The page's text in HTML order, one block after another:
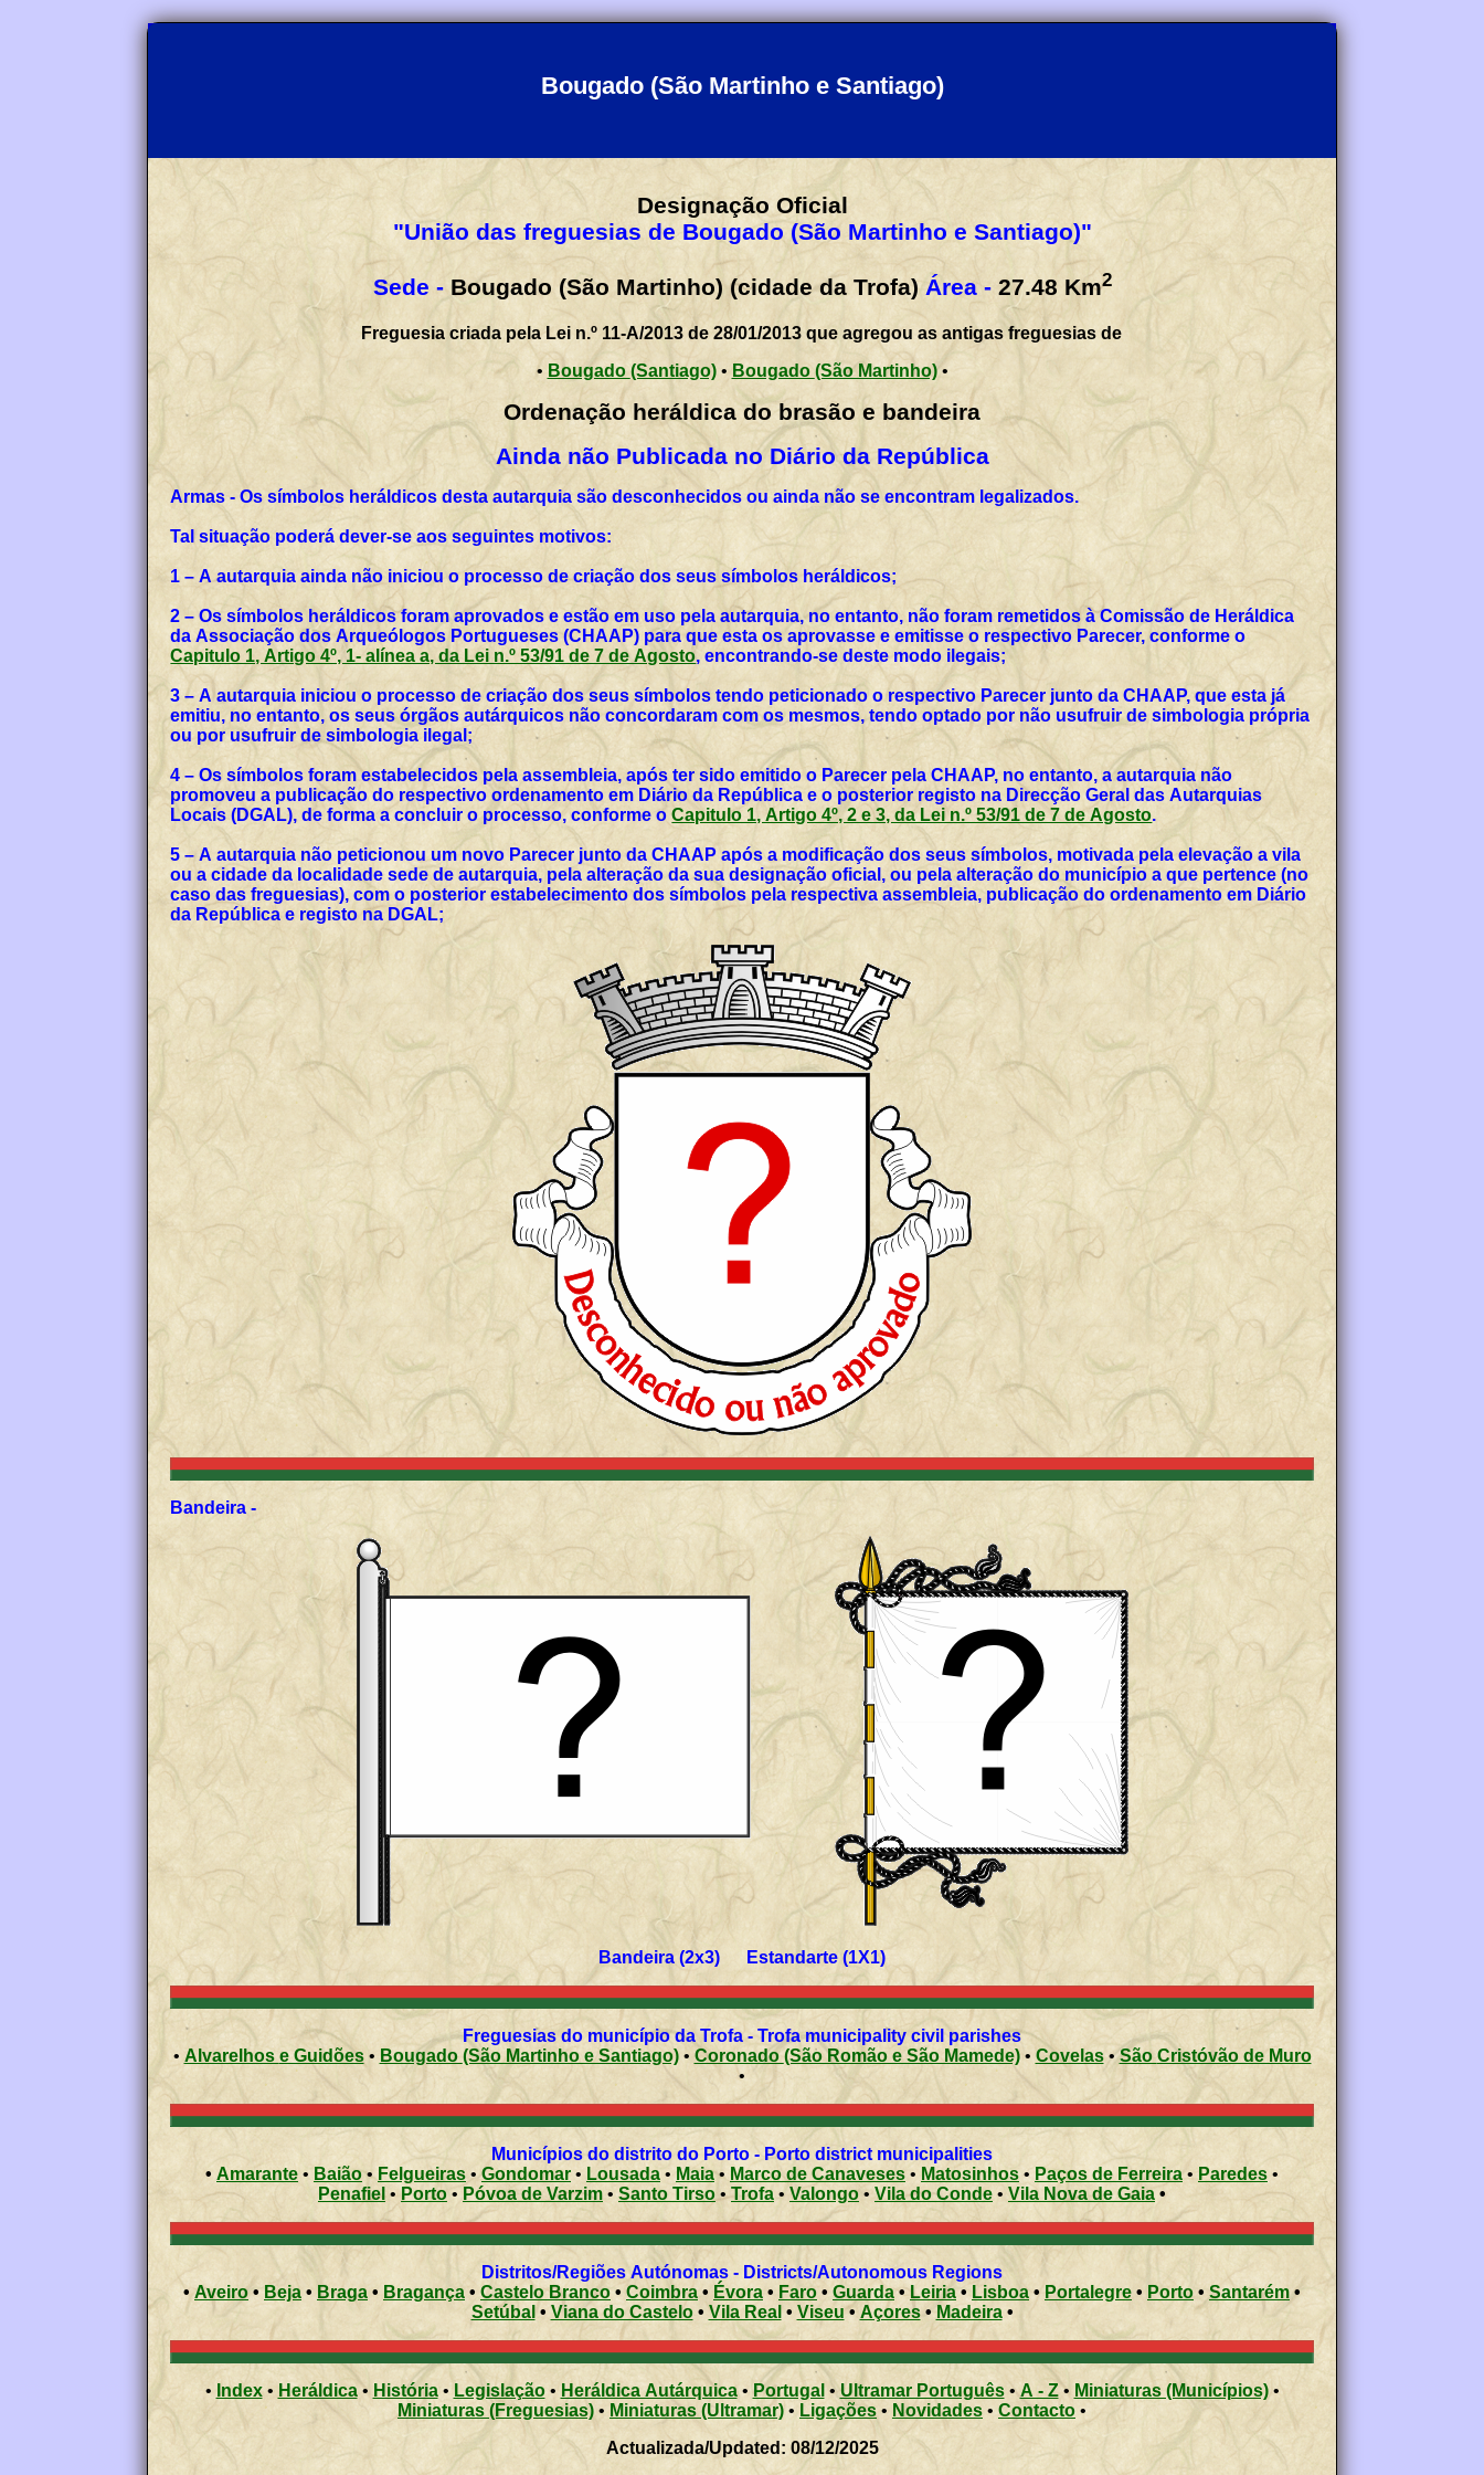
Bougado (São Martinho e Santiago)
Designação Oficial
"União das freguesias de Bougado (São Martinho e Santiago)"
Sede - Bougado (São Martinho) (cidade da Trofa) Área - 27.48 Km2
Freguesia criada pela Lei n.º 11-A/2013 de 28/01/2013 que agregou as antigas freguesias de
•
Bougado (Santiago)• Bougado (São Martinho)•
Ordenação heráldica do brasão e bandeira
Ainda não Publicada no Diário da República
Armas - Os símbolos heráldicos desta autarquia são desconhecidos ou ainda não se encontram legalizados.
Tal situação poderá dever-se aos seguintes motivos:
1 – A autarquia ainda não iniciou o processo de criação dos seus símbolos heráldicos;
2 – Os símbolos heráldicos foram aprovados e estão em uso pela autarquia, no entanto, não foram remetidos à Comissão de Heráldica
da Associação dos Arqueólogos Portugueses (CHAAP) para que esta os aprovasse e emitisse o respectivo Parecer, conforme o
Capitulo 1, Artigo 4º, 1- alínea a, da Lei n.º 53/91 de 7 de Agosto, encontrando-se deste modo ilegais;
3 – A autarquia iniciou o processo de criação dos seus símbolos tendo peticionado o respectivo Parecer junto da CHAAP, que esta já
emitiu, no entanto, os seus órgãos autárquicos não concordaram com os mesmos, tendo optado por não usufruir de simbologia própria
ou por usufruir de simbologia ilegal;
4 – Os símbolos foram estabelecidos pela assembleia, após ter sido emitido o Parecer pela CHAAP, no entanto, a autarquia não
promoveu a publicação do respectivo ordenamento em Diário da República e o posterior registo na Direcção Geral das Autarquias
Locais (DGAL), de forma a concluir o processo, conforme oCapitulo 1, Artigo 4º, 2 e 3, da Lei n.º 53/91 de 7 de Agosto.
5 – A autarquia não peticionou um novo Parecer junto da CHAAP após a modificação dos seus símbolos, motivada pela elevação a vila
ou a cidade da localidade sede de autarquia, pela alteração da sua designação oficial, ou pela alteração do município a que pertence (no
caso das freguesias), com o posterior estabelecimento dos símbolos pela respectiva assembleia, publicação do ordenamento em Diário
da República e registo na DGAL;
Bandeira -
Bandeira (2x3) Estandarte (1X1)
Freguesias do município da Trofa - Trofa municipality civil parishes
•
Alvarelhos e Guidões• Bougado (São Martinho e Santiago)• Coronado (São Romão e São Mamede)• Covelas•
São Cristóvão de Muro
•
Municípios do distrito do Porto - Porto district municipalities
• Amarante • Baião• Felgueiras •Gondomar • Lousada• Maia• Marco de Canaveses • Matosinhos • Paços de Ferreira • Paredes •
Penafiel•Porto • Póvoa de Varzim • Santo Tirso •Trofa • Valongo • Vila do Conde • Vila Nova de Gaia•
Distritos/Regiões Autónomas - Districts/Autonomous Regions
•Aveiro• Beja • Braga • Bragança • Castelo Branco• Coimbra • Évora • Faro • Guarda•Leiria• Lisboa • Portalegre • Porto • Santarém •
Setúbal • Viana do Castelo• Vila Real • Viseu• Açores • Madeira •
• Index• Heráldica• História • Legislação • Heráldica Autárquica• Portugal • Ultramar Português•A - Z• Miniaturas (Municípios)•
Miniaturas (Freguesias) • Miniaturas (Ultramar)• Ligações • Novidades • Contacto •
Actualizada/Updated: 08/12/2025